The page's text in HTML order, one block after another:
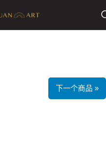
下一个商品 »